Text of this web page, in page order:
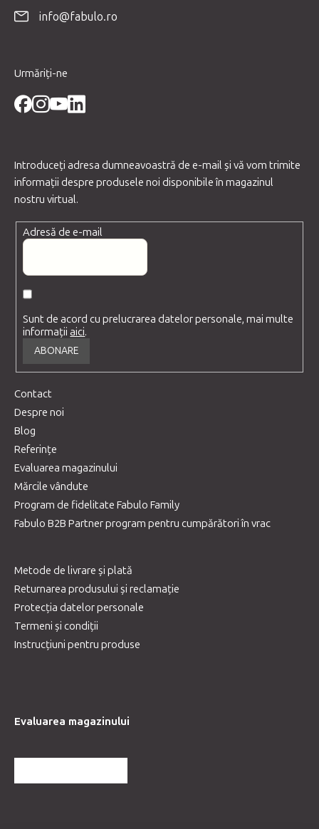
info@fabulo.ro
Urmăriți-ne
Introduceţi adresa dumneavoastră de e-mail şi vă vom trimite
informaţii despre produsele noi disponibile în magazinul
nostru virtual.
Adresă de e-mail
Sunt de acord cu prelucrarea datelor personale, mai multe
informațiiaici.
ABONARE
Contact
Despre noi
Blog
Referințe
Evaluarea magazinului
Mărcile vândute
Program de fidelitate Fabulo Family
Fabulo B2B Partner program pentru cumpărători în vrac
Metode de livrare și plată
Returnarea produsului și reclamație
Protecția datelor personale
Termeni și condiții
Instrucțiuni pentru produse
Evaluarea magazinului